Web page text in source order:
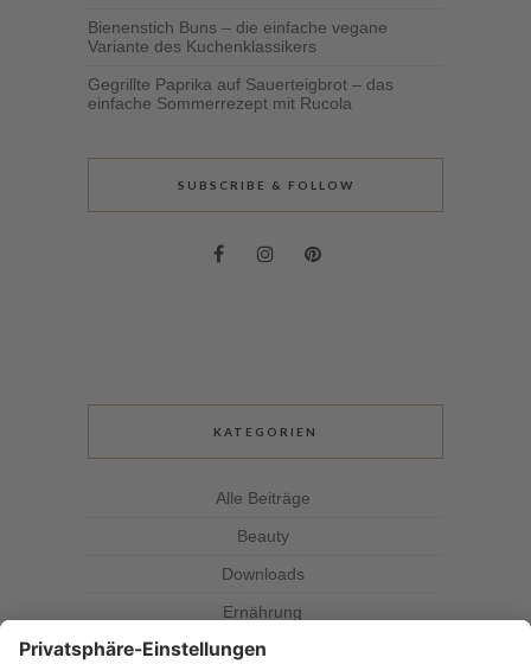
Bienenstich Buns – die einfache vegane
Variante des Kuchenklassikers
Gegrillte Paprika auf Sauerteigbrot – das
einfache Sommerrezept mit Rucola
SUBSCRIBE & FOLLOW
KATEGORIEN
Alle Beiträge
Beauty
Downloads
Ernährung
Kolumne